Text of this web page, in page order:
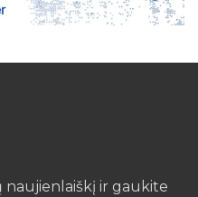
ir gaukite